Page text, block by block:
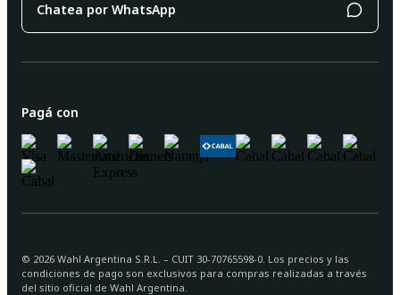
Chatea por WhatsApp
Pagá con
© 2026 Wahl Argentina S.R.L. – CUIT 30-70765598-0. Los precios y las
condiciones de pago son exclusivos para compras realizadas a través
del sitio oficial de Wahl Argentina.